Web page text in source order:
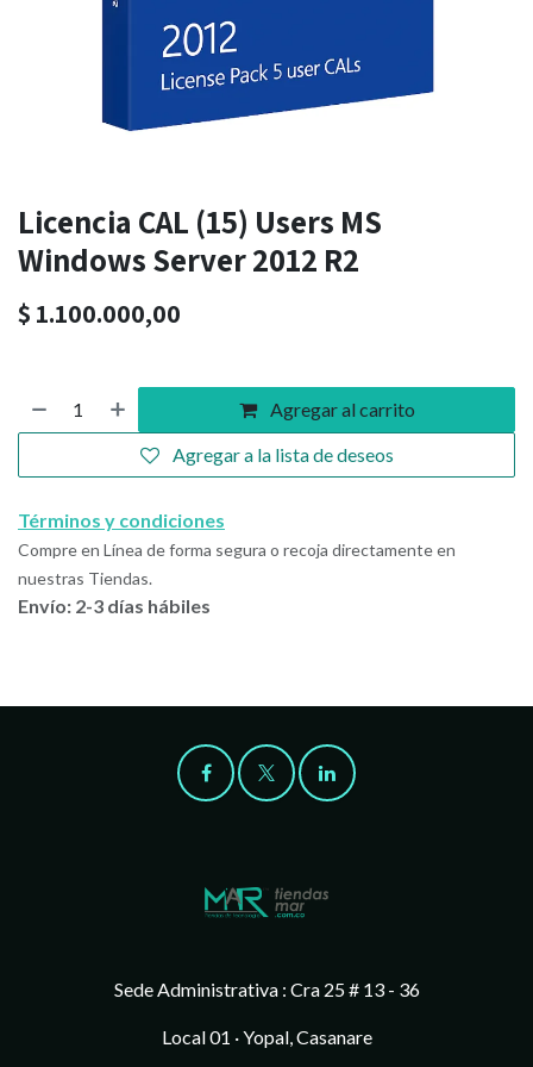
Licencia CAL (15) Users MS
Windows Server 2012 R2
$ 1.100.000,00
Agregar al carrito
Agregar a la lista de deseos
Términos y condiciones
Compre en Línea de forma segura o recoja directamente en
nuestras Tiendas.
Envío: 2-3 días hábiles
Sede Administrativa : Cra 25 # 13 - 36
Local 01 · Yopal, Casanare